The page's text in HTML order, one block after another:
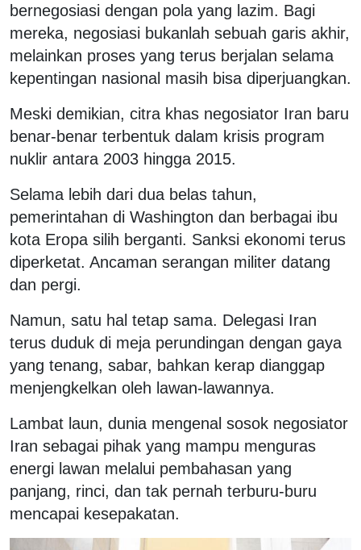
bernegosiasi dengan pola yang lazim. Bagi
mereka, negosiasi bukanlah sebuah garis akhir,
melainkan proses yang terus berjalan selama
kepentingan nasional masih bisa diperjuangkan.
Meski demikian, citra khas negosiator Iran baru
benar-benar terbentuk dalam krisis program
nuklir antara 2003 hingga 2015.
Selama lebih dari dua belas tahun,
pemerintahan di Washington dan berbagai ibu
kota Eropa silih berganti. Sanksi ekonomi terus
diperketat. Ancaman serangan militer datang
dan pergi.
Namun, satu hal tetap sama. Delegasi Iran
terus duduk di meja perundingan dengan gaya
yang tenang, sabar, bahkan kerap dianggap
menjengkelkan oleh lawan-lawannya.
Lambat laun, dunia mengenal sosok negosiator
Iran sebagai pihak yang mampu menguras
energi lawan melalui pembahasan yang
panjang, rinci, dan tak pernah terburu-buru
mencapai kesepakatan.